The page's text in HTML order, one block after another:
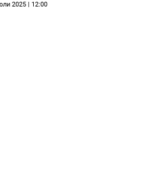
2025 | 12:00